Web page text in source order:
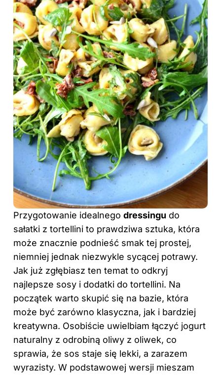
Przygotowanie idealnego dressingu do
sałatki z tortellini to prawdziwa sztuka, która
może znacznie podnieść smak tej prostej,
niemniej jednak niezwykle sycącej potrawy.
Jak już zgłębiasz ten temat to odkryj
najlepsze sosy i dodatki do tortellini. Na
początek warto skupić się na bazie, która
może być zarówno klasyczna, jak i bardziej
kreatywna. Osobiście uwielbiam łączyć jogurt
naturalny z odrobiną oliwy z oliwek, co
sprawia, że sos staje się lekki, a zarazem
wyrazisty. W podstawowej wersji mieszam